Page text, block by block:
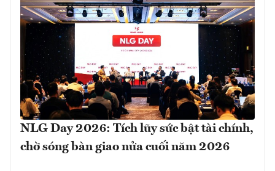
NLG Day 2026: Tích lũy sức bật tài chính,
chờ sóng bàn giao nửa cuối năm 2026